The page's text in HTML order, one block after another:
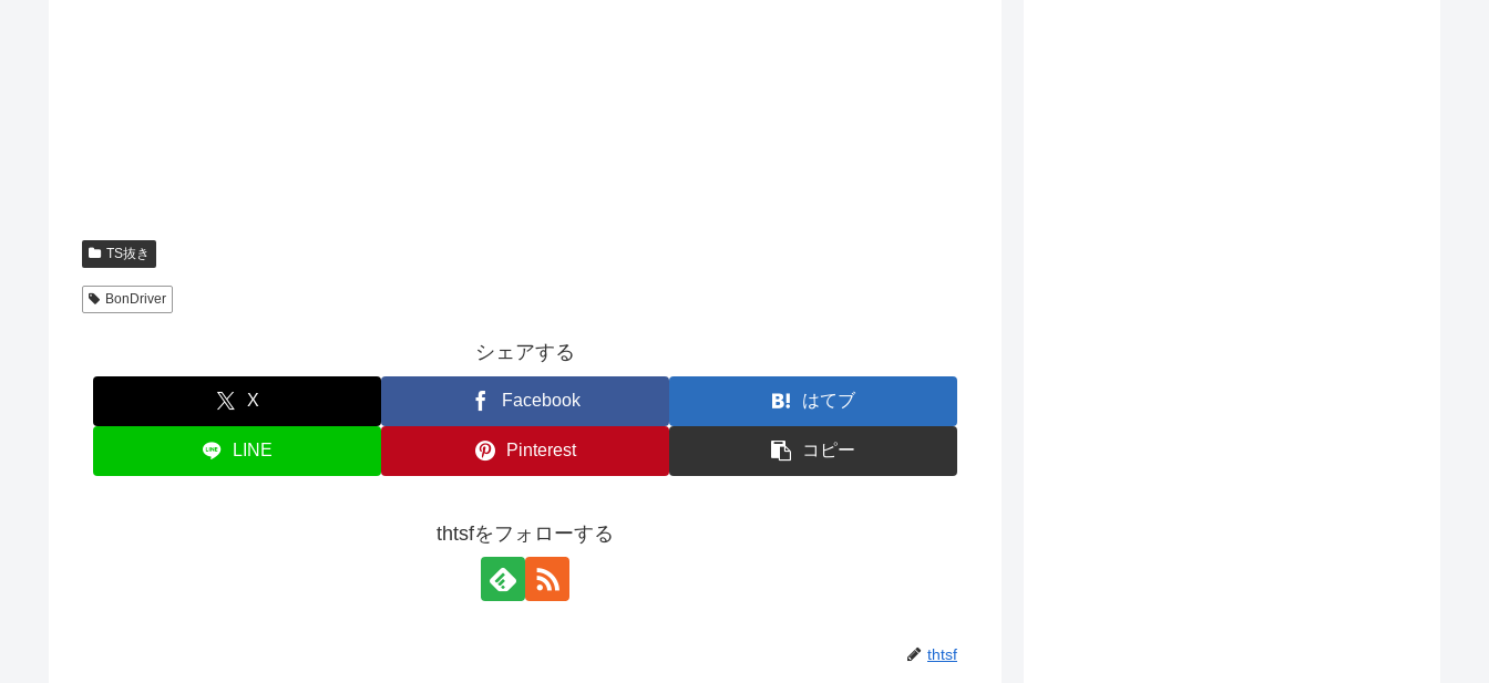
TS抜き
BonDriver
シェアする
X Facebook はてブ
LINE Pinterest コピー
thtsfをフォローする
thtsf